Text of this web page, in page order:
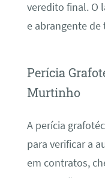
veredito final. O
e abrangente
Perícia
Murtinho
A perícia
para verificar a
em contratos,